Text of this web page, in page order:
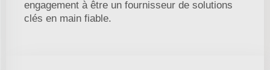
engagement à être un fournisseur de solutions
clés en main fiable.